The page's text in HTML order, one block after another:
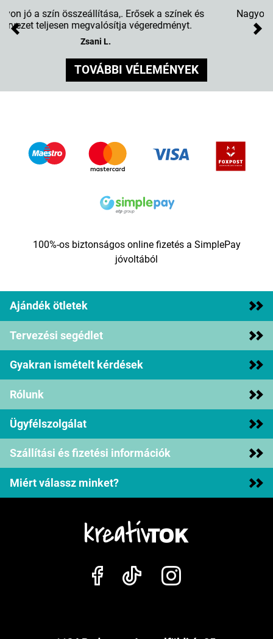
Nagyon meg vagyok elégedve a megrendelt tokokkal.
Csak ajánlani tudom az oldalt. ?
Anita Harmuth
Previous
TOVÁBBI VÉLEMÉNYEK
100%-os biztonságos online fizetés a SimplePay
jóvoltából
Ajándék ötletek
Tervezési segédlet
Gyakran ismételt kérdések
Rólunk
Ügyfélszolgálat
Szállítási és fizetési információk
Miért válassz minket?